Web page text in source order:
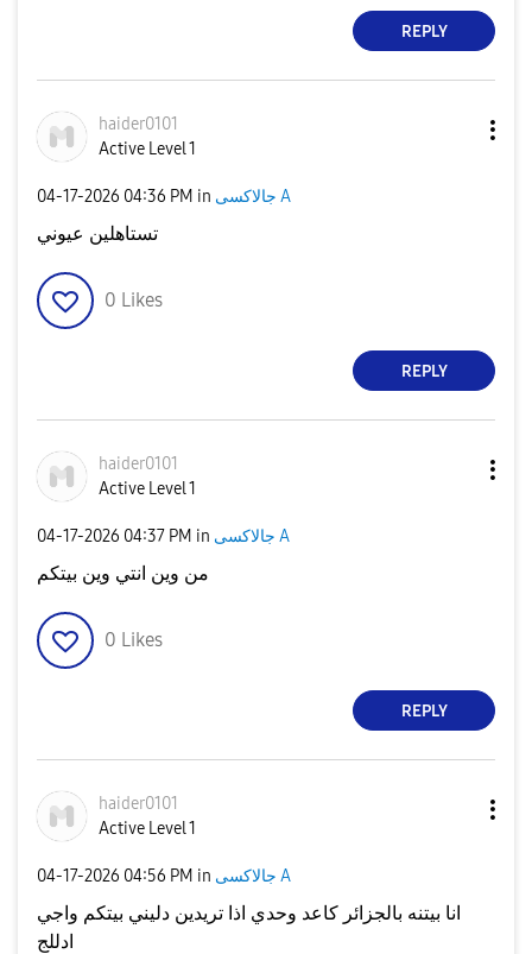
REPLY
haider0101
Active Level 1
‎04-17-2026 04:36 PM in جالاكسى A
تستاهلين عيوني
0 Likes
REPLY
haider0101
Active Level 1
‎04-17-2026 04:37 PM in جالاكسى A
من وين انتي وين بيتكم
0 Likes
REPLY
haider0101
Active Level 1
‎04-17-2026 04:56 PM in جالاكسى A
انا بيتنه بالجزائر كاعد وحدي اذا تريدين دليني بيتكم واجي
ادللج